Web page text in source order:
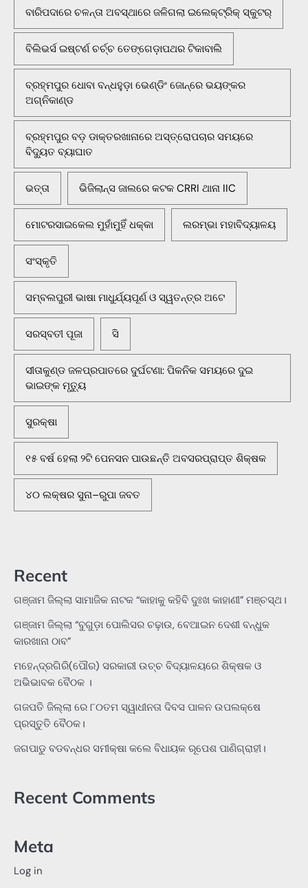
ବାରିପଦାରେ ଚଳନ୍ତା ଅବସ୍ଥାରେ ଜଳିଗଲା ଇଲେକ୍ଟ୍ରିକ୍ ସ୍କୁଟର୍
ବିଲିଭର୍ସ ଇଷ୍ଟର୍ଣ ଚର୍ଚ୍ଚ ତେଙ୍ଗେଡ଼ାପଥର ଟିକାବାଲି
ବ୍ରହ୍ମପୁର ଧୋବା ବନ୍ଧହୁଡ଼ା ଭେଣ୍ଡିଂ ଜୋନ୍‌ରେ ଭୟଙ୍କର
ଅଗ୍ନିକାଣ୍ଡ
ବ୍ରହ୍ମପୁର ବଡ଼ ଡାକ୍ତରଖାନାରେ ଅସ୍ତ୍ରୋପଚାର ସମୟରେ
ବିଦ୍ୟୁତ ବ୍ୟାଘାତ
ଭତ୍ତା ଭିଜିଲାନ୍ସ ଜାଲରେ କଟକ CRRI ଥାନା IIC
ମୋଟରସାଇକେଲ ମୁହାଁମୁହିଁ ଧକ୍କା ଲରମ୍ଭା ମହାବିଦ୍ୟାଳୟ
ସଂସ୍କୃତି
ସମ୍ବଲପୁରୀ ଭାଷା ମାଧୁର୍ଯ୍ୟପୂର୍ଣ ଓ ସ୍ୱତନ୍ତ୍ର ଅଟେ
ସରସ୍ବତୀ ପୂଜା ସି
ସୀତାକୁଣ୍ଡ ଜଳପ୍ରପାତରେ ଦୁର୍ଘଟଣା: ପିକନିକ ସମୟରେ ଦୁଇ
ଭାଇଙ୍କ ମୃତ୍ୟୁ
ସୁରକ୍ଷା
୧୫ ବର୍ଷ ହେଲା ୨ଟି ପେନସନ ପାଉଛନ୍ତି ଅବସରପ୍ରାପ୍ତ ଶିକ୍ଷକ
୪୦ ଲକ୍ଷର ସୁନା–ରୁପା ଜବତ
Recent
ଗଞ୍ଜାମ ଜିଲ୍ଲା ସାମାଜିକ ନାଟକ “କାହାକୁ କହିବି ଦୁଃଖ କାହାଣୀ” ମଞ୍ଚସ୍ଥ।
ଗଞ୍ଜାମ ଜିଲ୍ଲା “ବୁଗୁଡ଼ା ପୋଲିସର ଚଢ଼ାଉ, ବେଆଇନ ଦେଶୀ ବନ୍ଧୁକ
କାରଖାନା ଠାବ”
ମହେନ୍ଦ୍ରଗିରି(ପୌର) ସରକାରୀ ଉଚ୍ଚ ବିଦ୍ୟାଳୟରେ ଶିକ୍ଷକ ଓ
ଅଭିଭାବକ ବୈଠକ ।
ଗଜପତି ଜିଲ୍ଲା ରେ ୮୦ତମ ସ୍ୱାଧୀନତା ଦିବସ ପାଳନ ଉପଲକ୍ଷେ
ପ୍ରସ୍ତୁତି ବୈଠକ।
ଜଗପାଡୁ ବଡବନ୍ଧର ସମୀକ୍ଷା କଲେ ବିଧାୟକ ରୂପେଶ ପାଣିଗ୍ରାହୀ।
Recent Comments
Meta
Log in